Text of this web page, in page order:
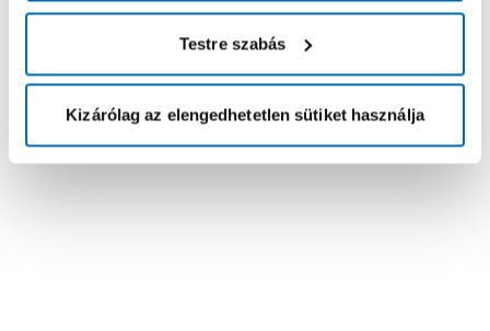
Testre szabás
Kizárólag az elengedhetetlen sütiket használja